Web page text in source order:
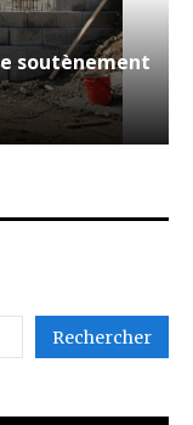
soutènement
Rechercher